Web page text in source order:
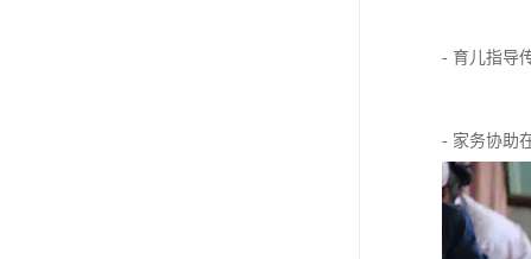
- 育儿指导
- 家务协助